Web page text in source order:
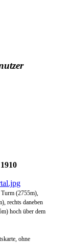
(2755m),
rechts daneben
hoch über dem
ohne